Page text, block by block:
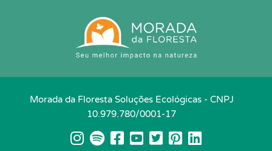
Morada da Floresta Soluções Ecológicas - CNPJ
10.979.780/0001-17